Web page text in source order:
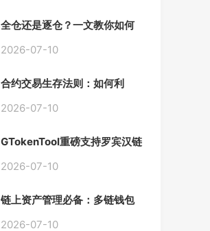
全仓还是逐仓？一文教你如何
2026-07-10
合约交易生存法则：如何利
2026-07-10
GTokenTool重磅支持罗宾汉链
程全解析
2026-07-10
链上资产管理必备：多链钱包
2026-07-10